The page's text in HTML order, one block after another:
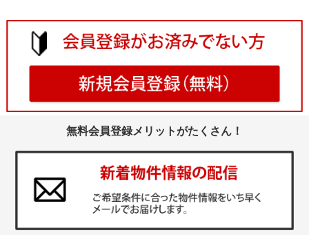
無料会員登録メリットがたくさん！